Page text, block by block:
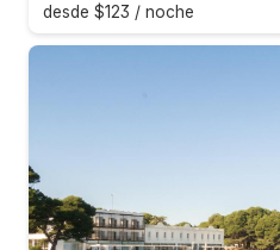
desde $123 / noche